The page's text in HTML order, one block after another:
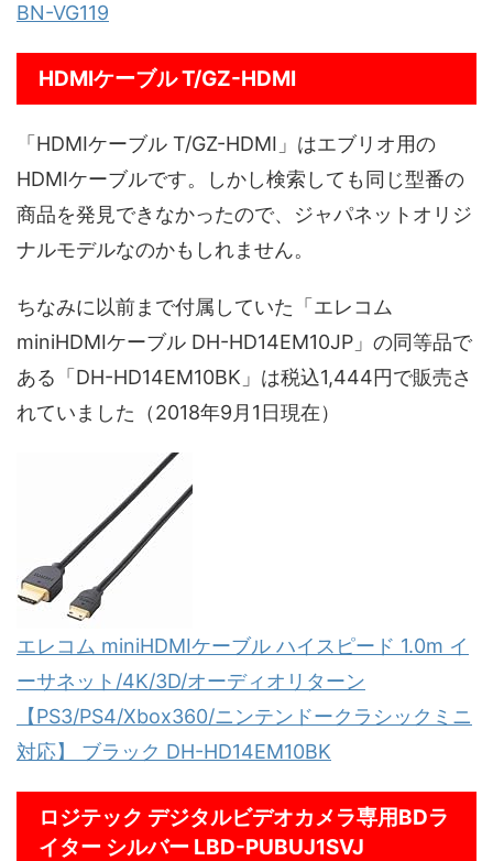
BN-VG119
HDMIケーブル T/GZ-HDMI
「HDMIケーブル T/GZ-HDMI」はエブリオ用の
HDMIケーブルです。しかし検索しても同じ型番の
商品を発見できなかったので、ジャパネットオリジ
ナルモデルなのかもしれません。
ちなみに以前まで付属していた「エレコム
miniHDMIケーブル DH-HD14EM10JP」の同等品で
ある「DH-HD14EM10BK」は税込1,444円で販売さ
れていました（2018年9月1日現在）
エレコム miniHDMIケーブル ハイスピード 1.0m イ
ーサネット/4K/3D/オーディオリターン
【PS3/PS4/Xbox360/ニンテンドークラシックミニ
対応】 ブラック DH-HD14EM10BK
ロジテック デジタルビデオカメラ専用BDラ
イター シルバー LBD-PUBUJ1SVJ